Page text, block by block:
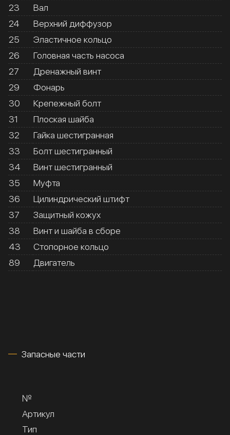
23
Вал
24
Верхний диффузор
25
Эластичное кольцо
26
Головная часть насоса
27
Дренажный винт
29
Фонарь
30
Крепежный болт
31
Плоская шайба
32
Гайка шестигранная
33
Болт шестигранный
34
Винт шестигранный
35
Муфта
36
Цилиндрический штифт
37
Защитный кожух
38
Винт и шайба в сборе
43
Стопорное кольцо
89
Двигатель
Запасные части
№
Артикул
Тип